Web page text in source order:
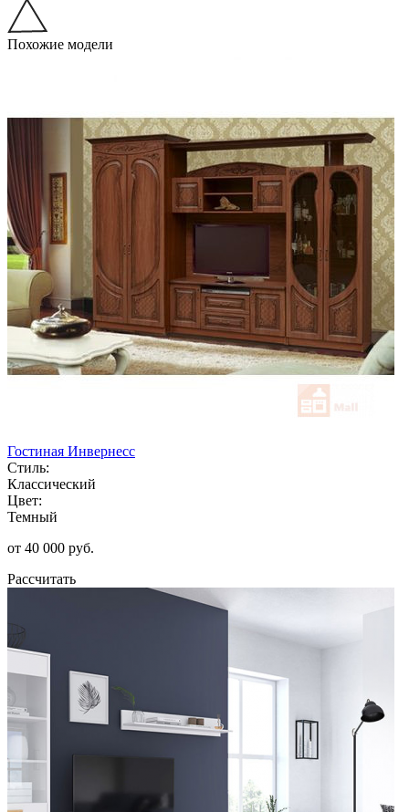
Похожие модели
Гостиная Инвернесс
Стиль:
Классический
Цвет:
Темный
от 40 000 руб.
Рассчитать